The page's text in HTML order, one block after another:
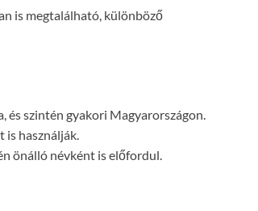
is megtalálható, különböző
és szintén gyakori Magyarországon.
használják.
önálló névként is előfordul.